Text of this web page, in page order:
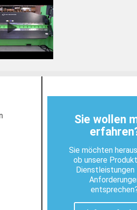
Sie wollen
Sie möchten
ob unsere
Dienstleistungen